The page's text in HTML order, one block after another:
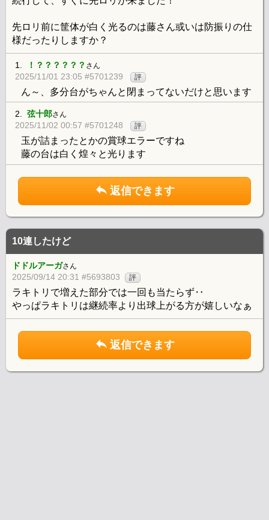
先ロリ前に筐体が白く光るのは藤さん或いは防振りの仕
様だったりしますか？
1. ！？？？？？？ さん
2025/11/01 23:05 #5701239 評
ん～、多分台がちゃんと閉まってないだけと思います
2. 弦十郎さん
2025/11/02 00:57 #5701248 評
玉が詰まったとかの賞球エラーですね
藤の台は白く煌々と光ります
返信できます
10連したけど
ドドルアーガさん
2025/09/14 20:31 #5693803 評
ラキトリで増えた部分では一回も当たらず‥
やっぱラキトリは継続率より出球上がる方が嬉しいなぁ
返信できます